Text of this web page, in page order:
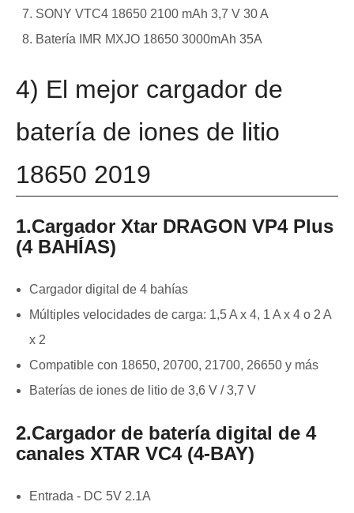
SONY VTC4 18650 2100 mAh 3,7 V 30 A
Batería IMR MXJO 18650 3000mAh 35A
4) El mejor cargador de
batería de iones de litio
18650 2019
1.Cargador Xtar DRAGON VP4 Plus
(4 BAHÍAS)
Cargador digital de 4 bahías
Múltiples velocidades de carga: 1,5 A x 4, 1 A x 4 o 2 A
x 2
Compatible con 18650, 20700, 21700, 26650 y más
Baterías de iones de litio de 3,6 V / 3,7 V
2.Cargador de batería digital de 4
canales XTAR VC4 (4-BAY)
Entrada - DC 5V 2.1A